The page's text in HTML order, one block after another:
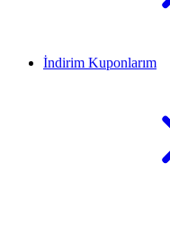
İndirim Kuponlarım